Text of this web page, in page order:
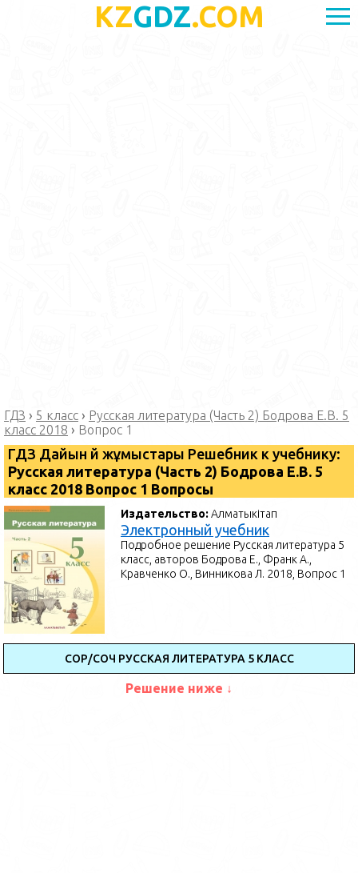
KZGDZ.COM
ГДЗ › 5 класс › Русская литература (Часть 2) Бодрова Е.В. 5
класс 2018 › Вопрос 1
ГДЗ Дайын үй жұмыстары Решебник к учебнику:
Русская литература (Часть 2) Бодрова Е.В. 5
класс 2018 Вопрос 1 Вопросы
Издательство:Алматыкітап
Электронный учебник
Подробное решение Русская литература 5
класс, авторов Бодрова Е., Франк А.,
Кравченко О., Винникова Л. 2018, Вопрос 1
СОР/СОЧ РУССКАЯ ЛИТЕРАТУРА 5 КЛАСС
Решение ниже ↓